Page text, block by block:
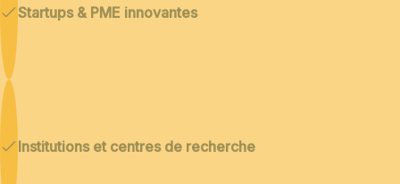
Startups & PME innovantes
Institutions et centres de recherche